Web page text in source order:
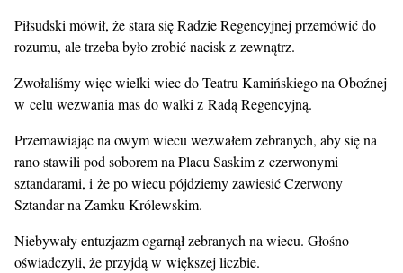
Piłsudski mówił, że stara się Radzie Regencyjnej przemówić do
rozumu, ale trzeba było zrobić nacisk z zewnątrz.
Zwołaliśmy więc wielki wiec do Teatru Kamińskiego na Oboźnej
w celu wezwania mas do walki z Radą Regencyjną.
Przemawiając na owym wiecu wezwałem zebranych, aby się na
rano stawili pod soborem na Placu Saskim z czerwonymi
sztandarami, i że po wiecu pójdziemy zawiesić Czerwony
Sztandar na Zamku Królewskim.
Niebywały entuzjazm ogarnął zebranych na wiecu. Głośno
oświadczyli, że przyjdą w większej liczbie.